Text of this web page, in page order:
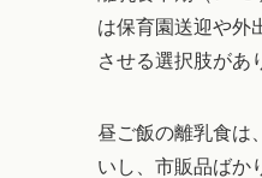
は保育園送迎や外
させる選択肢があ
昼ご飯の離乳食は
いし、市販品ばか